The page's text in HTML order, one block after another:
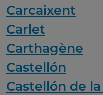
Carcaixent
Carlet
Carthagène
Castellón
Castellón de